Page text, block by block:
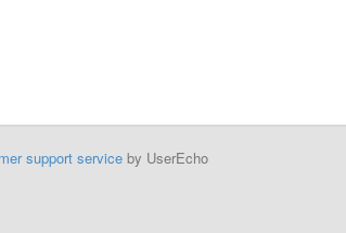
support serviceby UserEcho